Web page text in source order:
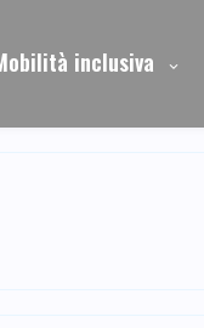
inclusiva